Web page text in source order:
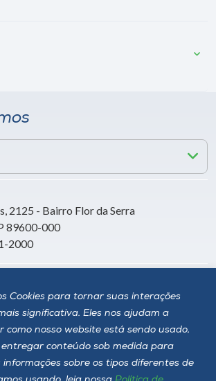
Cookies para tornar suas interações
significativa. Eles nos ajudam a
como nosso website está sendo usado,
entregar conteúdo sob medida para
informações sobre os tipos diferentes de
2125 - Bairro Flor da Serra
89600-000
2000